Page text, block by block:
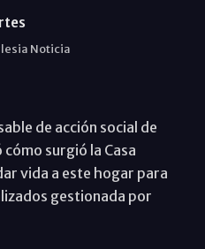
Noticia
de acción social de
surgió la Casa
vida a este hogar para
gestionada por